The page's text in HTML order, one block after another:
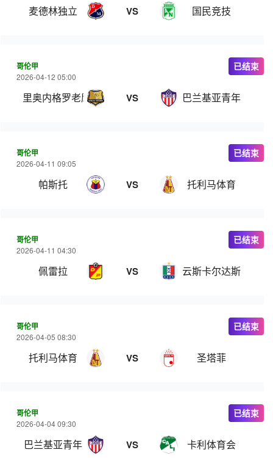
麦德林独立 VS 国民竞技
哥伦甲
2026-04-12 05:00
里奥内格罗老鹰 VS 巴兰基亚青年
已结束
哥伦甲
2026-04-11 09:05
帕斯托 VS 托利马体育
已结束
哥伦甲
2026-04-11 04:30
佩雷拉 VS 云斯卡尔达斯
已结束
哥伦甲
2026-04-05 08:30
托利马体育 VS 圣塔菲
已结束
哥伦甲
2026-04-04 09:30
巴兰基亚青年 VS 卡利体育会
已结束